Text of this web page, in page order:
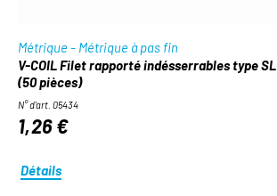
Métrique - Métrique à pas fin
V-COIL Filet rapporté indésserrables type SL
(50 pièces)
N° d'art. 05434
1,26 €
Détails